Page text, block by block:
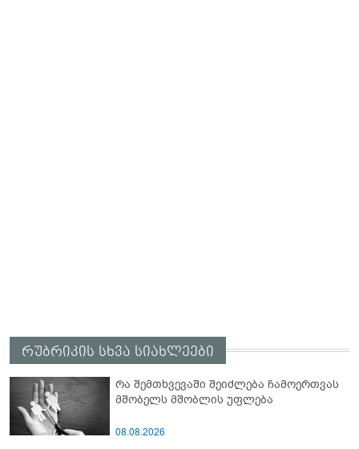
რუბრიკის სხვა სიახლეები
რა შემთხვევაში შეიძლება ჩამოერთვას
მშობელს მშობლის უფლება
08.08.2026